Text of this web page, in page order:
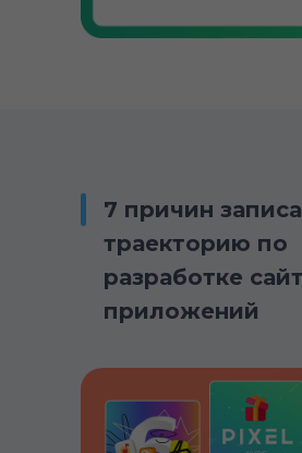
7 причин
траекторию по
разработке
приложений